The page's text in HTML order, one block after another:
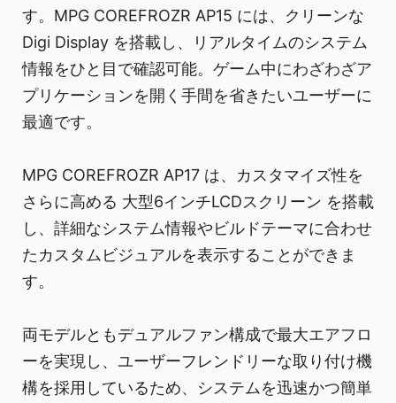
す。MPG COREFROZR AP15 には、クリーンな
Digi Display を搭載し、リアルタイムのシステム
情報をひと目で確認可能。ゲーム中にわざわざア
プリケーションを開く手間を省きたいユーザーに
最適です。
MPG COREFROZR AP17 は、カスタマイズ性を
さらに高める 大型6インチLCDスクリーン を搭載
し、詳細なシステム情報やビルドテーマに合わせ
たカスタムビジュアルを表示することができま
す。
両モデルともデュアルファン構成で最大エアフロ
ーを実現し、ユーザーフレンドリーな取り付け機
構を採用しているため、システムを迅速かつ簡単